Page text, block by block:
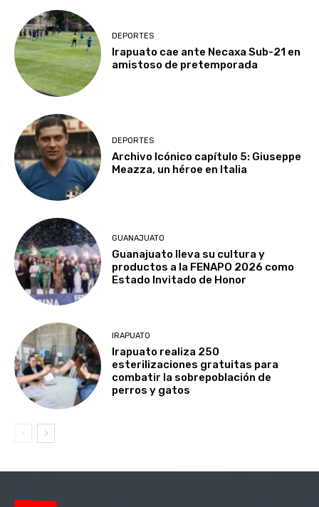
DEPORTES
Irapuato cae ante Necaxa Sub-21 en
amistoso de pretemporada
DEPORTES
Archivo Icónico capítulo 5: Giuseppe
Meazza, un héroe en Italia
GUANAJUATO
Guanajuato lleva su cultura y
productos a la FENAPO 2026 como
Estado Invitado de Honor
IRAPUATO
Irapuato realiza 250
esterilizaciones gratuitas para
combatir la sobrepoblación de
perros y gatos